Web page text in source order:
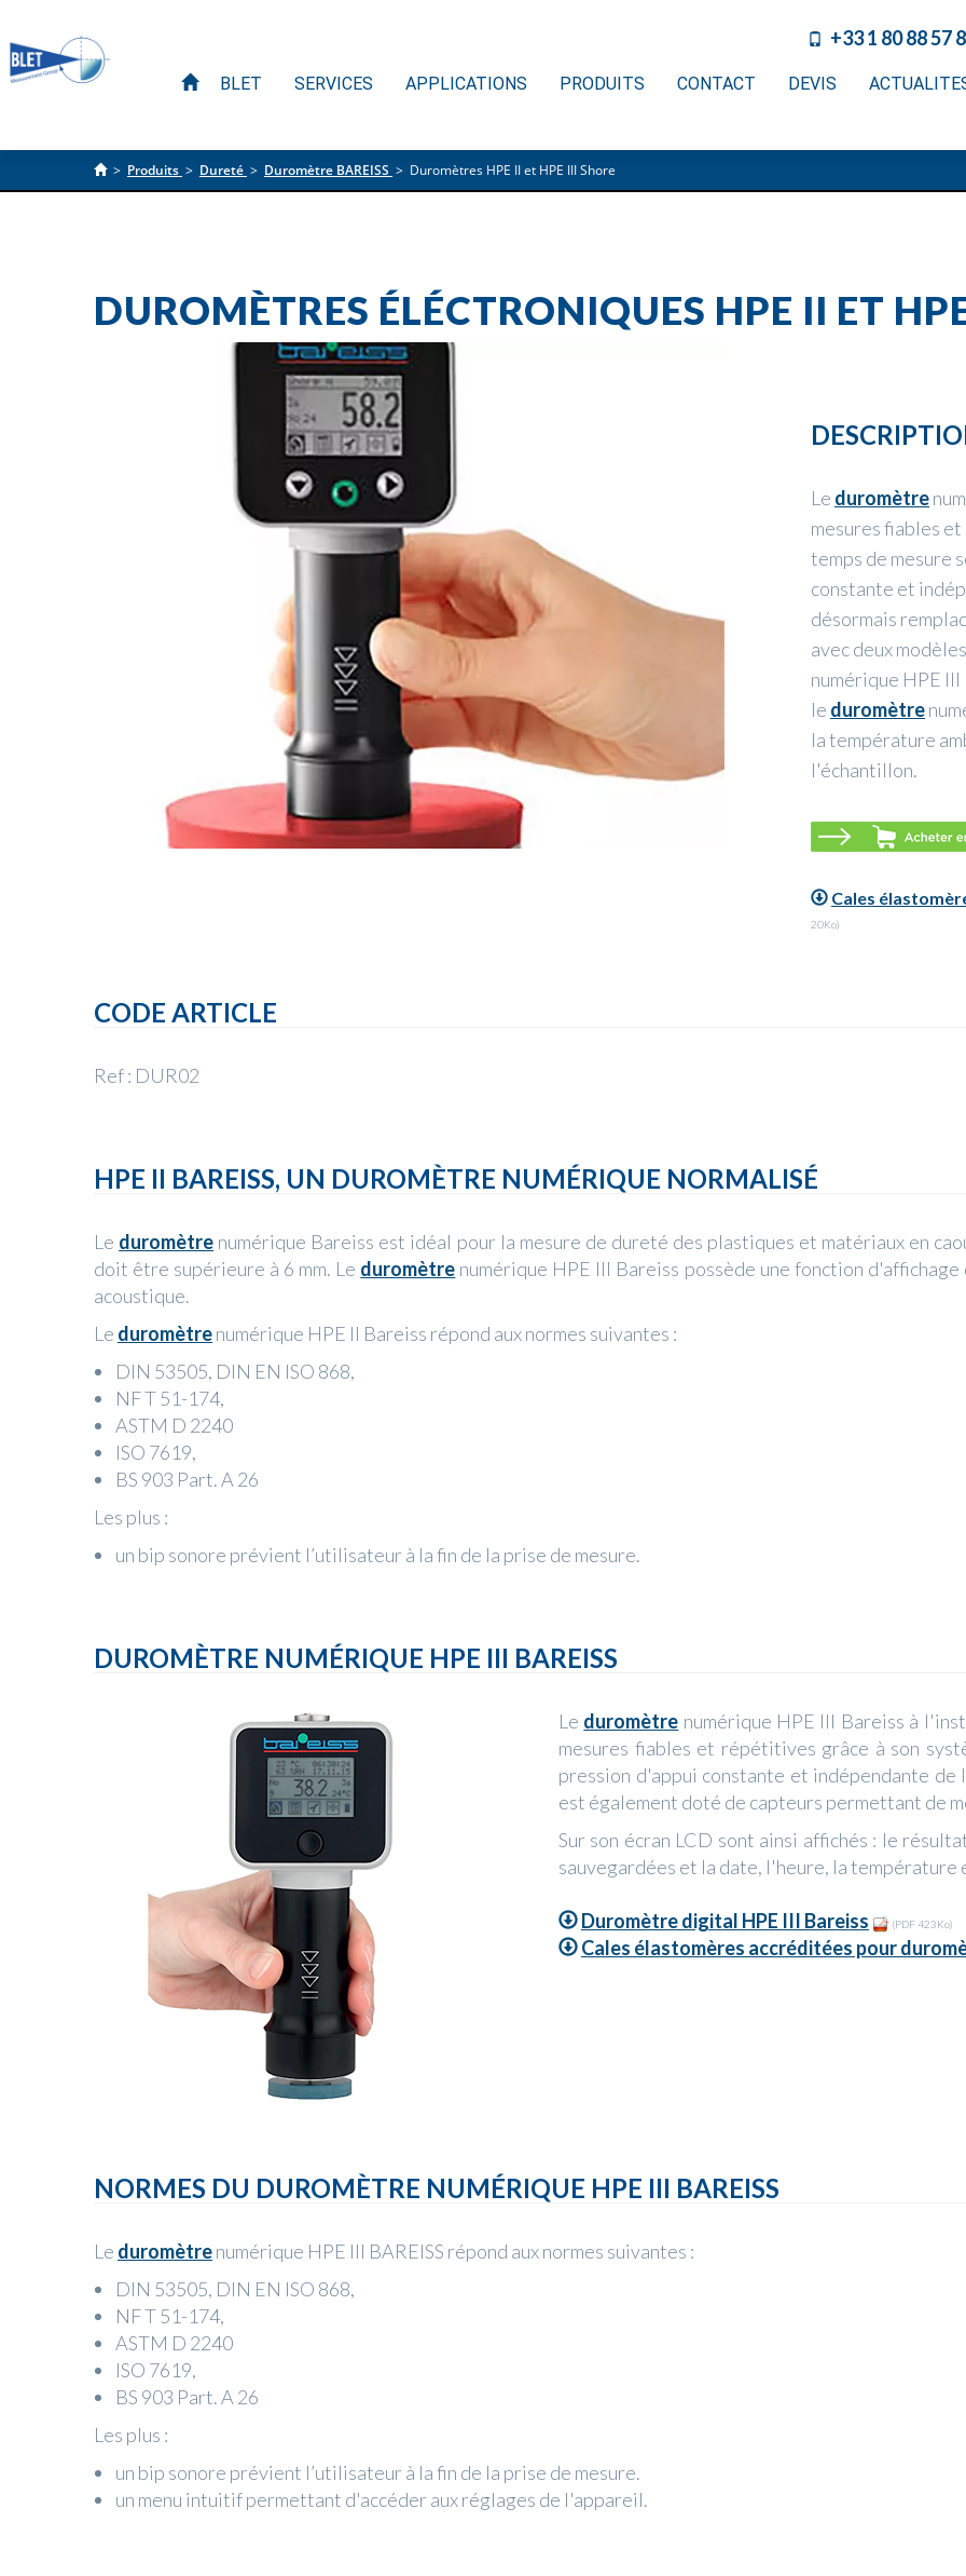
+33 1 80 88 57
BLET SERVICES APPLICATIONS PRODUITS CONTACT DEVIS
> Produits > Dureté > Duromètre BAREISS > Duromètres HPE II et HPE III Shore
DUROMÈTRES ÉLÉCTRONIQUES HPE II ET
Le duromètre
mesures fiables
temps de mesure
constante et
désormais
avec deux
numérique HPE
le duromètre
la température
l'échantillon.
Cales
20Ko)
CODE ARTICLE
Ref : DUR02
HPE II BAREISS, UN DUROMÈTRE NUMÉRIQUE NORMALISÉ
Le duromètre numérique Bareiss est idéal pour la mesure de dureté des plastiques et matériaux en
doit être supérieure à 6 mm. Le duromètre numérique HPE III Bareiss possède une fonction
acoustique.
Le duromètrenumérique HPE II Bareiss répond aux normes suivantes :
DIN 53505, DIN EN ISO 868,
NF T 51-174,
ASTM D 2240
ISO 7619,
BS 903 Part. A 26
Les plus :
un bip sonore prévient l’utilisateur à la fin de la prise de mesure.
DUROMÈTRE NUMÉRIQUE HPE III BAREISS
Le duromètre numérique HPE III Bareiss à
mesures fiables et répétitives grâce à son
pression d'appui constante et indépendante
est également doté de capteurs permettant de
Sur son écran LCD sont ainsi affichés : le
sauvegardées et la date, l'heure, la
Duromètre digital HPE III Bareiss (PDF 423Ko)
Cales élastomères accréditées pour
NORMES DU DUROMÈTRE NUMÉRIQUE HPE III BAREISS
Le duromètrenumérique HPE III BAREISS​ répond aux normes suivantes :
DIN 53505, DIN EN ISO 868,
NF T 51-174,
ASTM D 2240
ISO 7619,
BS 903 Part. A 26
Les plus :
un bip sonore prévient l’utilisateur à la fin de la prise de mesure.
un menu intuitif permettant d'accéder aux réglages de l'appareil.